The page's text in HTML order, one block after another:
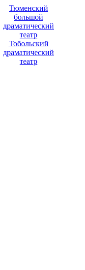
Тюменский
большой
драматический
театр
Тобольский
драматический
театр